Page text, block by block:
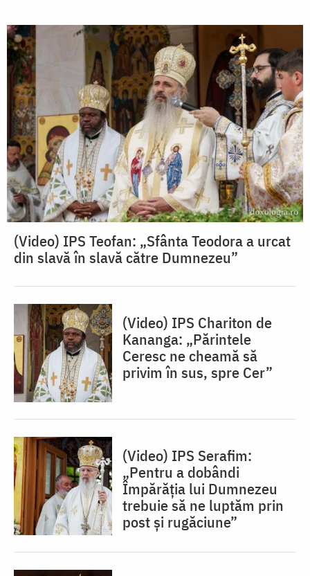
(Video) IPS Teofan: „Sfânta Teodora a urcat
din slavă în slavă către Dumnezeu”
(Video) IPS Chariton de
Kananga: „Părintele
Ceresc ne cheamă să
privim în sus, spre Cer”
(Video) IPS Serafim:
„Pentru a dobândi
Împărăția lui Dumnezeu
trebuie să ne luptăm prin
post și rugăciune”